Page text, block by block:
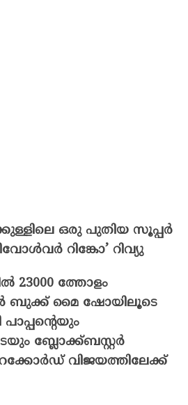
ഒരു പുതിയ സൂപ്പർ
റിങ്കോ’ റിവ്യു
23000 ത്തോളം
ബുക്ക് മൈ ഷോയിലൂടെ
പാപ്പന്റെയും
ബ്ലോക്ക്ബസ്റ്റർ
വിജയത്തിലേക്ക്